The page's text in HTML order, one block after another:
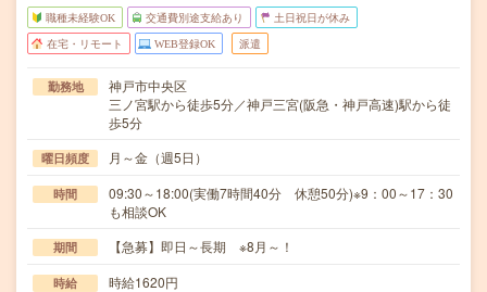
職種未経験OK 交通費別途支給あり 土日祝日が休み
在宅・リモート WEB登録OK 派遣
勤務地
神戸市中央区
三ノ宮駅から徒歩5分／神戸三宮(阪急・神戸高速)駅から徒
歩5分
曜日頻度 月～金（週5日）
時間
09:30～18:00(実働7時間40分 休憩50分)※9：00～17：30
も相談OK
期間 【急募】即日～長期 ※8月～！
時給 時給1620円